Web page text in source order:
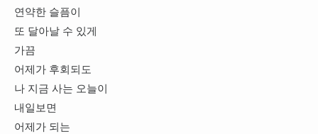
연약한 슬픔이
또 달아날 수 있게
가끔
어제가 후회되도
나 지금 사는 오늘이
내일보면
어제가 되는